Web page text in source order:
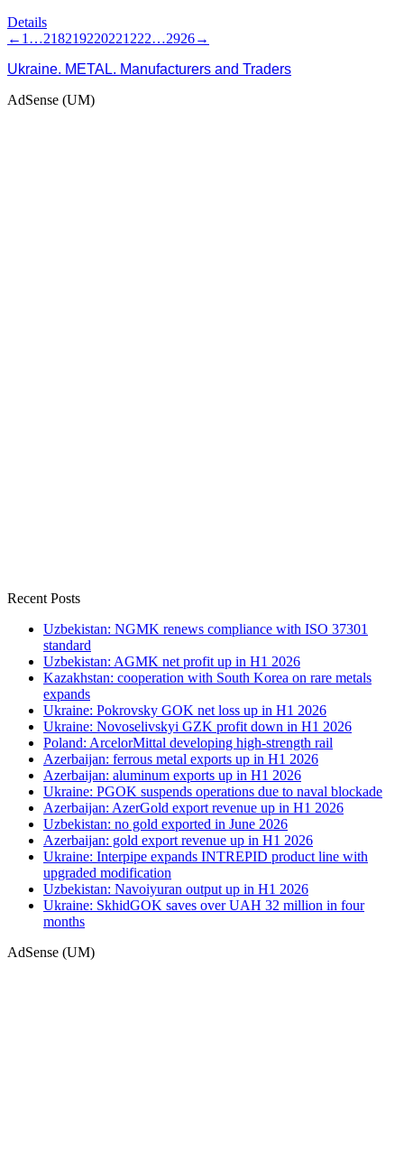
Details
← 1 …218219220221 222…2926→
Ukraine. METAL. Manufacturers and Traders
AdSense (UM)
Recent Posts
Uzbekistan: NGMK renews compliance with ISO 37301
standard
Uzbekistan: AGMK net profit up in H1 2026
Kazakhstan: cooperation with South Korea on rare metals
expands
Ukraine: Pokrovsky GOK net loss up in H1 2026
Ukraine: Novoselivskyi GZK profit down in H1 2026
Poland: ArcelorMittal developing high-strength rail
Azerbaijan: ferrous metal exports up in H1 2026
Azerbaijan: aluminum exports up in H1 2026
Ukraine: PGOK suspends operations due to naval blockade
Azerbaijan: AzerGold export revenue up in H1 2026
Uzbekistan: no gold exported in June 2026
Azerbaijan: gold export revenue up in H1 2026
Ukraine: Interpipe expands INTREPID product line with
upgraded modification
Uzbekistan: Navoiyuran output up in H1 2026
Ukraine: SkhidGOK saves over UAH 32 million in four
months
AdSense (UM)